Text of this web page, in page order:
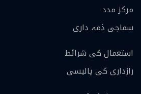
مرکز مدد
سماجی ذمہ داری
استعمال کی شرائط
رازداری کی پالیسی